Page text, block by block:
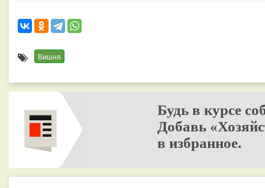
Вишня
Будь в курсе
Добавь
в избранное.